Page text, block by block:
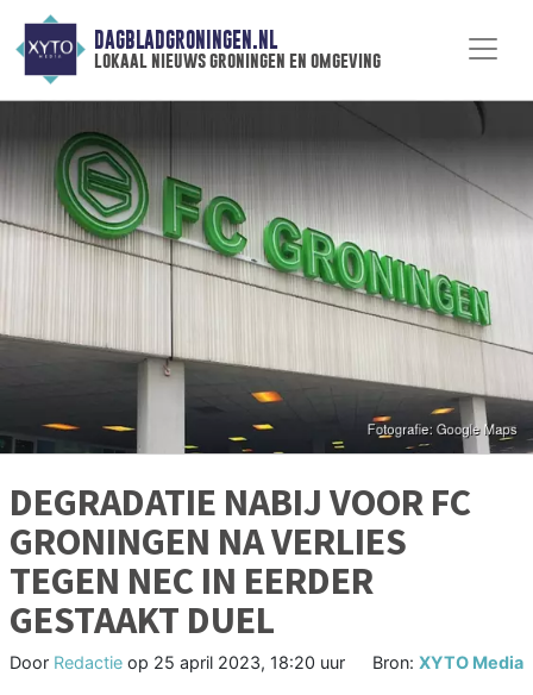
DAGBLADGRONINGEN.NL
lokaal nieuws groningen en omgeving
DEGRADATIE NABIJ VOOR FC
GRONINGEN NA VERLIES
TEGEN NEC IN EERDER
GESTAAKT DUEL
Door Redactie op 25 april 2023, 18:20 uur Bron: XYTO Media